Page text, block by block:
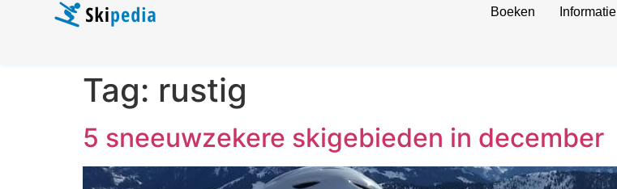
Boeken Informatie
Tag: rustig
5 sneeuwzekere skigebieden in december